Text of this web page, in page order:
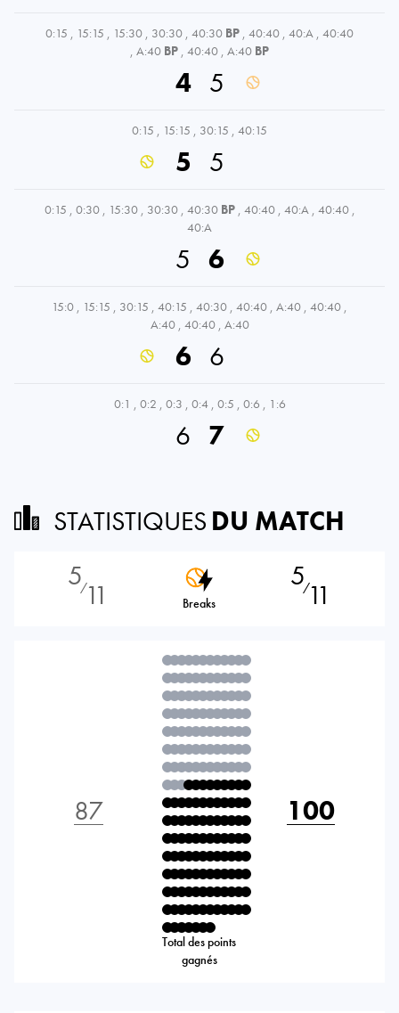
0:15 , 15:15 , 15:30 , 30:30 , 40:30 BP , 40:40 , 40:A , 40:40
, A:40 BP , 40:40 , A:40 BP
4 5
0:15 , 15:15 , 30:15 , 40:15
5 5
0:15 , 0:30 , 15:30 , 30:30 , 40:30 BP , 40:40 , 40:A , 40:40 ,
40:A
5 6
15:0 , 15:15 , 30:15 , 40:15 , 40:30 , 40:40 , A:40 , 40:40 ,
A:40 , 40:40 , A:40
6 6
0:1 , 0:2 , 0:3 , 0:4 , 0:5 , 0:6 , 1:6
6 7
STATISTIQUES DU MATCH
5⁄11 Breaks
5⁄11
87
Total des points
gagnés
100